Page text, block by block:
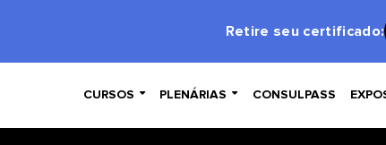
Retire seu certificado:
CURSOS  PLENÁRIAS  CONSULPASS